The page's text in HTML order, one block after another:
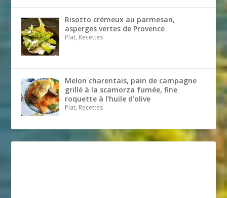
Risotto crémeux au parmesan,
asperges vertes de Provence
Plat, Recettes
Melon charentais, pain de campagne
grillé à la scamorza fumée, fine
roquette à l’huile d’olive
Plat, Recettes